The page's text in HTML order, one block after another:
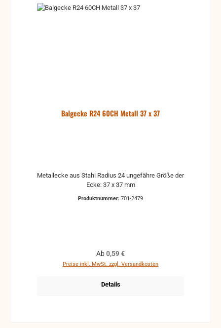
Balgecke R24 60CH Metall 37 x 37
Metallecke aus Stahl Radius 24 ungefähre Größe der
Ecke: 37 x 37 mm
Produktnummer: 701-2479
Regulärer Preis:
Ab0,59 €
Preise inkl. MwSt. zzgl. Versandkosten
Details